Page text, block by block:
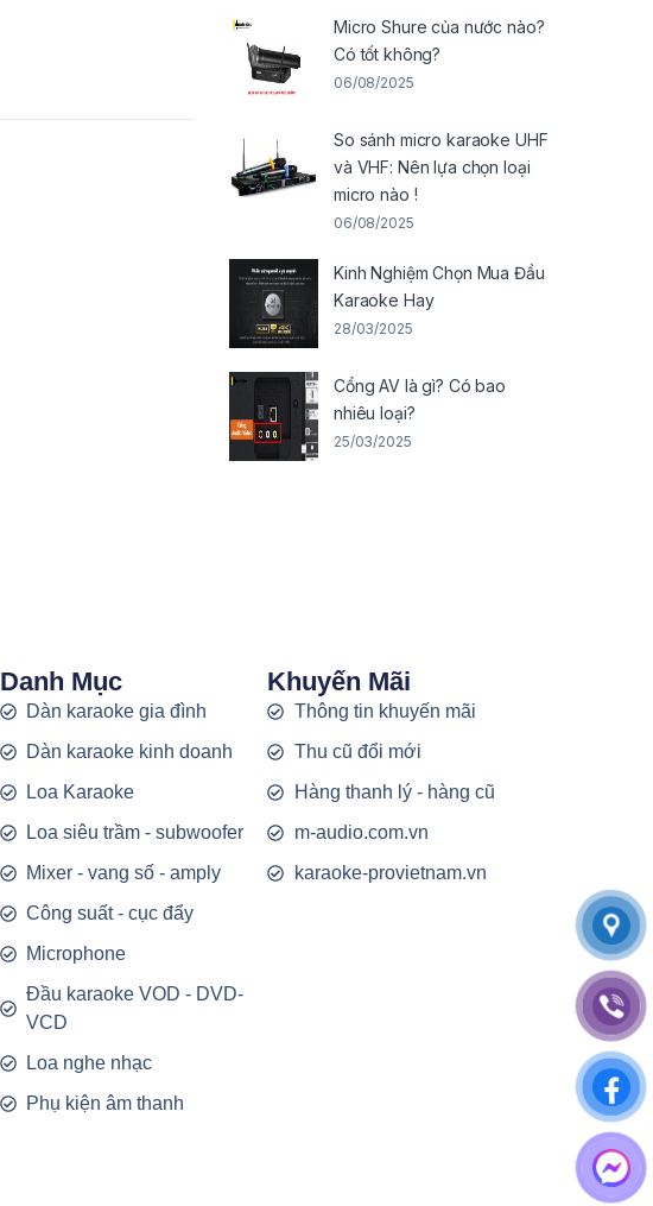
Micro Shure của nước nào?
Có tốt không?
06/08/2025
So sánh micro karaoke UHF
và VHF: Nên lựa chọn loại
micro nào !
06/08/2025
Kinh Nghiệm Chọn Mua Đầu
Karaoke Hay
28/03/2025
Cổng AV là gì? Có bao
nhiêu loại?
25/03/2025
Danh Mục
Dàn karaoke gia đình
Dàn karaoke kinh doanh
Loa Karaoke
Loa siêu trầm - subwoofer
Mixer - vang số - amply
Công suất - cục đẩy
Microphone
Đầu karaoke VOD - DVD-
VCD
Loa nghe nhạc
Phụ kiện âm thanh
Khuyến Mãi
Thông tin khuyến mãi
Thu cũ đổi mới
Hàng thanh lý - hàng cũ
m-audio.com.vn
karaoke-provietnam.vn